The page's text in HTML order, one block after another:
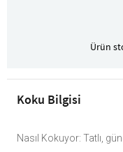
Ürün
Koku Bilgisi
Nasıl Kokuyor: Tatlı,